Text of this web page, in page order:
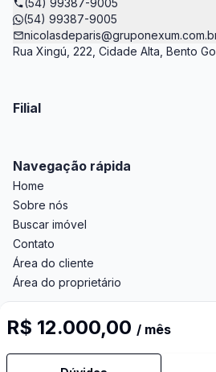
R$ 12.000,00 / mês
(54) 99387-9005
(54) 99387-9005
Rua Xingú, 222, Cidade Alta, Bento
Filial
Navegação rápida
Home
Sobre nós
Buscar imóvel
Contato
Área do cliente
Área do proprietário
Selo de